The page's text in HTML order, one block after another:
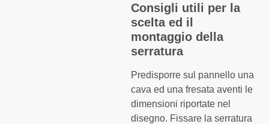
Consigli utili per la
scelta ed il
montaggio della
serratura
Predisporre sul pannello una
cava ed una fresata aventi le
dimensioni riportate nel
disegno. Fissare la serratura